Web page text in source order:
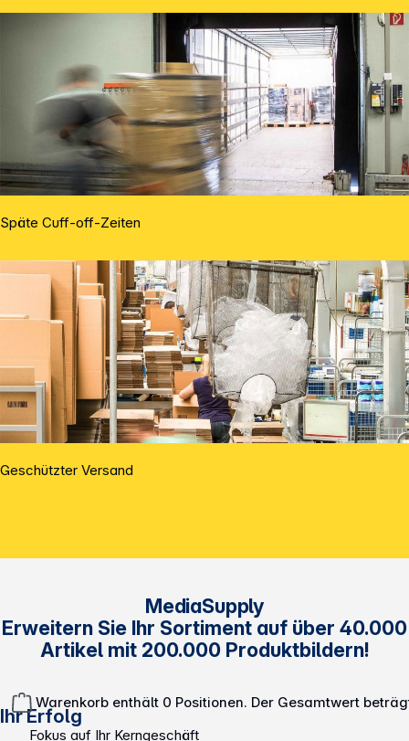
Warenkorb enthält 0 Positionen. Der Gesamtwert
Späte Cuff-off-Zeiten
Geschützter Versand
MediaSupply
Erweitern Sie Ihr Sortiment auf über 40.000
Artikel mit 200.000 Produktbildern!
Ihr Erfolg
Fokus auf Ihr Kerngeschäft